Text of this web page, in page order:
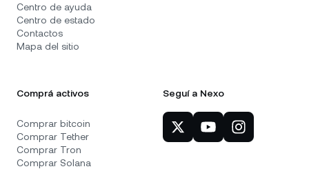
Centro de ayuda
Centro de estado
Contactos
Mapa del sitio
Comprá activos
Comprar bitcoin
Comprar Tether
Comprar Tron
Comprar Solana
Seguí a Nexo